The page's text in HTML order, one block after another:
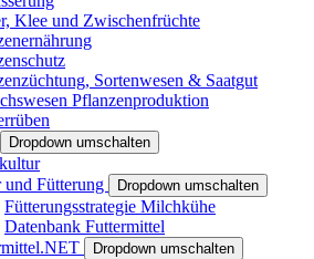
Klee und Zwischenfrüchte
Sortenwesen & Saatgut
Pflanzenproduktion
Dropdown umschalten
und Fütterung
Dropdown umschalten
Fütterungsstrategie Milchkühe
Datenbank Futtermittel
Dropdown umschalten